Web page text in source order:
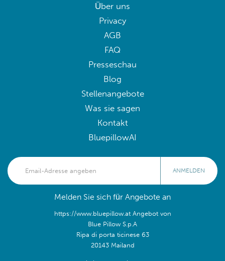
Über uns
Privacy
AGB
FAQ
Presseschau
Blog
Stellenangebote
Was sie sagen
Kontakt
BluepillowAI
ANMELDEN
Melden Sie sich für Angebote an
https://www.bluepillow.at Angebot von
Blue Pillow S.p.A
Ripa di porta ticinese 63
20143 Mailand